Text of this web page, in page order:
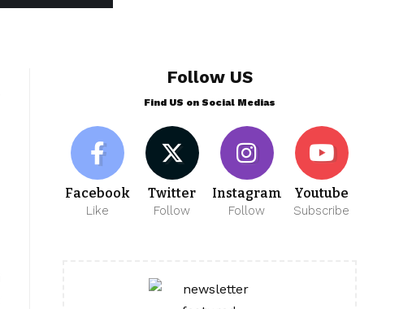
Follow US
Find US on Social Medias
Facebook
Like
Twitter
Follow
Instagram
Follow
Youtube
Subscribe